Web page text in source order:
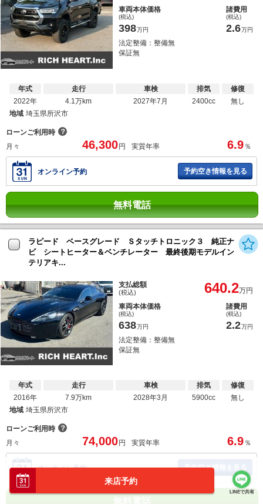
来店予約
LINEで共有
車両本体価格
(税込)
398万円
諸費用
(税込)
2.6万円
法定整備：整備無
保証無
年式
2022年
走行
4.1万km
車検
2027年7月
排気
2400cc
修復
無し
地域 埼玉県所沢市
ローンご利用時 ？
月々
46,300円 実質年率 6.9 ％
オンライン予約 予約空き情報を見る
無料電話
ラピード ベースグレード Ｓタッチトロニック３ 純正ナ
ビ シートヒーター＆ベンチレーター 最終後期モデルイン
テリアキ...
支払総額
(税込) 640.2万円
車両本体価格
(税込)
638万円
諸費用
(税込)
2.2万円
法定整備：整備無
保証無
年式
2016年
走行
7.9万km
車検
2028年3月
排気
5900cc
修復
無し
地域 埼玉県所沢市
ローンご利用時 ？
月々
74,000円 実質年率 6.9 ％
オンライン予約 予約空き情報を見る
無料電話